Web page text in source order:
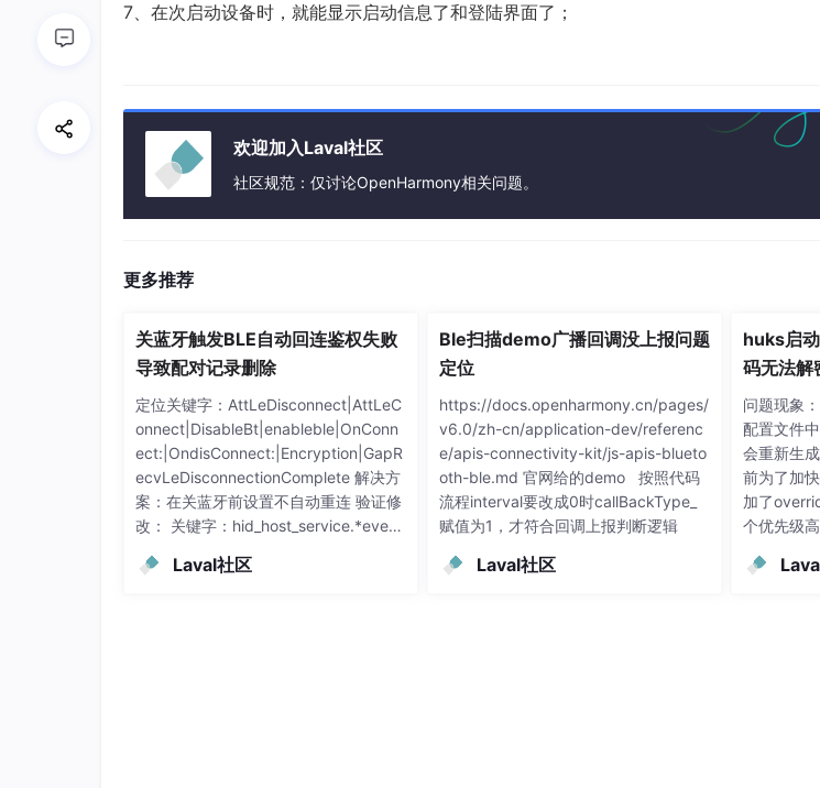
7、在次启动设备时，就能显示启动信息了和登陆界面了；
欢迎加入Laval社区
社区规范：仅讨论OpenHarmony相关问题。
更多推荐
关蓝牙触发BLE自动回连鉴权失败
导致配对记录删除
定位关键字：AttLeDisconnect|AttLeC
onnect|DisableBt|enableble|OnConn
ect:|OndisConnect:|Encryption|GapR
ecvLeDisconnectionComplete 解决方
案：在关蓝牙前设置不自动重连 验证修
改： 关键字：hid_host_service.*event
Laval社区
Ble扫描demo广播回调没上报问题
定位
https://docs.openharmony.cn/pages/
v6.0/zh-cn/application-dev/referenc
e/apis-connectivity-kit/js-apis-blueto
oth-ble.md 官网给的demo 按照代码
流程interval要改成0时callBackType_
赋值为1，才符合回调上报判断逻辑
Laval社区
huks启
码无法解
问题现象
配置文件
会重新生
前为了加
加了
个优先级
fg被